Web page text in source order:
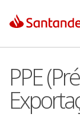
App
App
PPE